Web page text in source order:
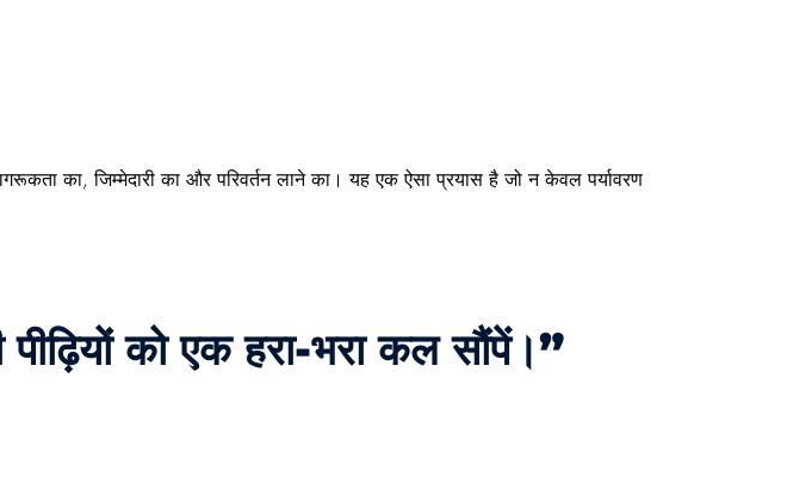
का,जिम्मेदारीका औरपरिवर्तन लानेका। यह एक ऐसा प्रयास है जो न केवल पर्यावरण
को एक हरा-भरा कल सौंपें।”